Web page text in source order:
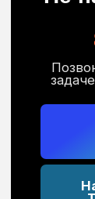
Мы не
Все виды
Салют,
Покраска
Гарантия